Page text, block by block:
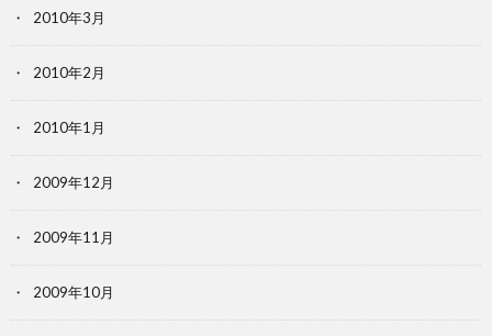
2010年3月
2010年2月
2010年1月
2009年12月
2009年11月
2009年10月